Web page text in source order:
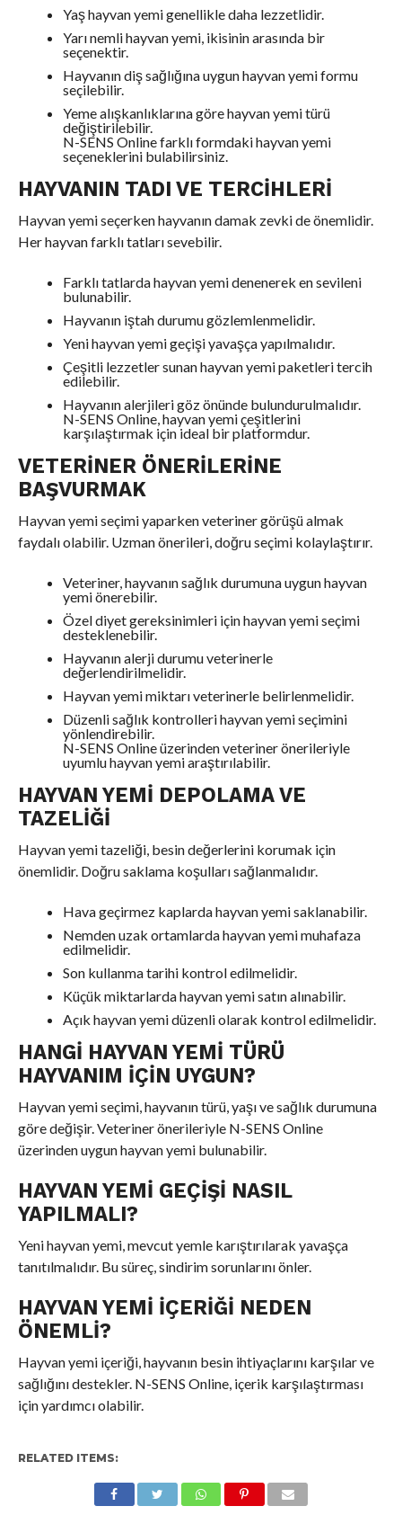
Yaş hayvan yemi genellikle daha lezzetlidir.
Yarı nemli hayvan yemi, ikisinin arasında bir
seçenektir.
Hayvanın diş sağlığına uygun hayvan yemi formu
seçilebilir.
Yeme alışkanlıklarına göre hayvan yemi türü
değiştirilebilir.
N-SENS Online farklı formdaki hayvan yemi
seçeneklerini bulabilirsiniz.
HAYVANIN TADI VE TERCIHLERI
Hayvan yemi seçerken hayvanın damak zevki de önemlidir.
Her hayvan farklı tatları sevebilir.
Farklı tatlarda hayvan yemi denenerek en sevileni
bulunabilir.
Hayvanın iştah durumu gözlemlenmelidir.
Yeni hayvan yemi geçişi yavaşça yapılmalıdır.
Çeşitli lezzetler sunan hayvan yemi paketleri tercih
edilebilir.
Hayvanın alerjileri göz önünde bulundurulmalıdır.
N-SENS Online, hayvan yemi çeşitlerini
karşılaştırmak için ideal bir platformdur.
VETERINER ÖNERILERINE
BAŞVURMAK
Hayvan yemi seçimi yaparken veteriner görüşü almak
faydalı olabilir. Uzman önerileri, doğru seçimi kolaylaştırır.
Veteriner, hayvanın sağlık durumuna uygun hayvan
yemi önerebilir.
Özel diyet gereksinimleri için hayvan yemi seçimi
desteklenebilir.
Hayvanın alerji durumu veterinerle
değerlendirilmelidir.
Hayvan yemi miktarı veterinerle belirlenmelidir.
Düzenli sağlık kontrolleri hayvan yemi seçimini
yönlendirebilir.
N-SENS Online üzerinden veteriner önerileriyle
uyumlu hayvan yemi araştırılabilir.
HAYVAN YEMI DEPOLAMA VE
TAZELIĞI
Hayvan yemi tazeliği, besin değerlerini korumak için
önemlidir. Doğru saklama koşulları sağlanmalıdır.
Hava geçirmez kaplarda hayvan yemi saklanabilir.
Nemden uzak ortamlarda hayvan yemi muhafaza
edilmelidir.
Son kullanma tarihi kontrol edilmelidir.
Küçük miktarlarda hayvan yemi satın alınabilir.
Açık hayvan yemi düzenli olarak kontrol edilmelidir.
HANGI HAYVAN YEMI TÜRÜ
HAYVANIM IÇIN UYGUN?
Hayvan yemi seçimi, hayvanın türü, yaşı ve sağlık durumuna
göre değişir. Veteriner önerileriyle N-SENS Online
üzerinden uygun hayvan yemi bulunabilir.
HAYVAN YEMI GEÇIŞI NASIL
YAPILMALI?
Yeni hayvan yemi, mevcut yemle karıştırılarak yavaşça
tanıtılmalıdır. Bu süreç, sindirim sorunlarını önler.
HAYVAN YEMI İÇERIĞI NEDEN
ÖNEMLI?
Hayvan yemi içeriği, hayvanın besin ihtiyaçlarını karşılar ve
sağlığını destekler. N-SENS Online, içerik karşılaştırması
için yardımcı olabilir.
RELATED ITEMS: